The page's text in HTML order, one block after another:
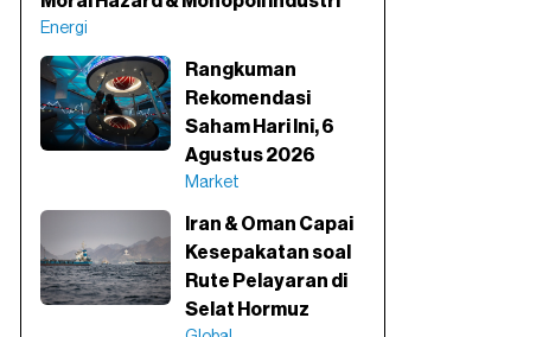
Energi
Rangkuman
Rekomendasi
Saham Hari Ini, 6
Agustus 2026
Market
Iran & Oman Capai
Kesepakatan soal
Rute Pelayaran di
Selat Hormuz